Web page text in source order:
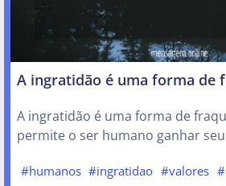
A ingratidão é uma forma de
A ingratidão é uma forma de
permite o ser humano ganhar
#humanos #ingratidao #valores